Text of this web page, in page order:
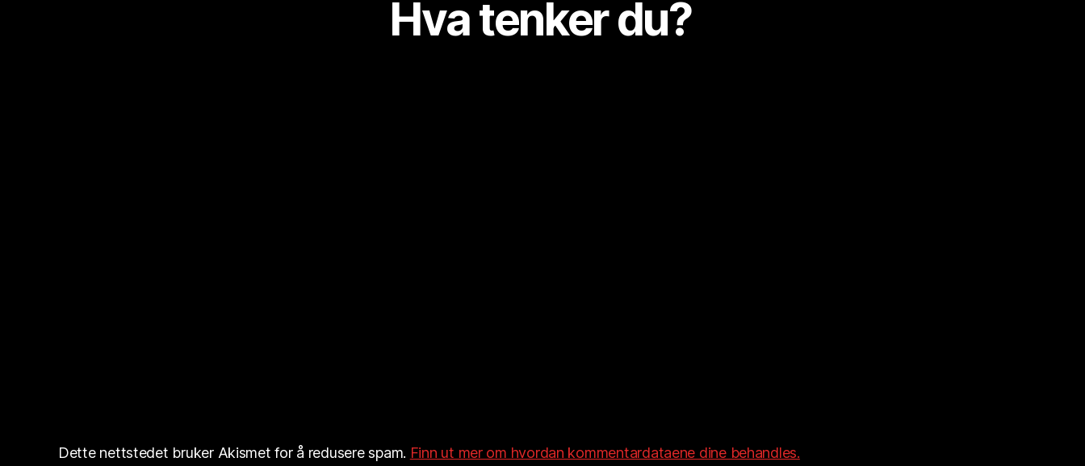
Hva tenker du?
Dette nettstedet bruker Akismet for å redusere spam. Finn ut mer om hvordan kommentardataene dine behandles.